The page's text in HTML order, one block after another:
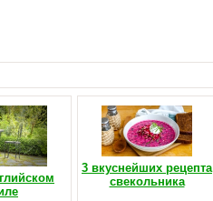
3 вкуснейших рецепта
свекольника